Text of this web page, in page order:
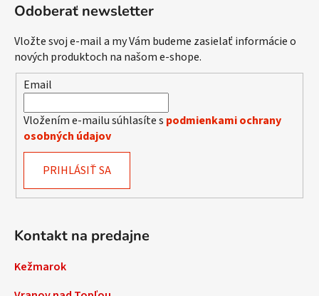
s
u
Odoberať newsletter
Vložte svoj e-mail a my Vám budeme zasielať informácie o
nových produktoch na našom e-shope.
Email
Vložením e-mailu súhlasíte s podmienkami ochrany
osobných údajov
PRIHLÁSIŤ SA
Kontakt na predajne
Kežmarok